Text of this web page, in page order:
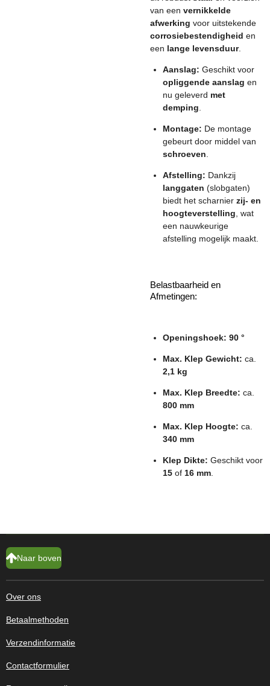
van een vernikkelde
afwerking voor uitstekende
corrosiebestendigheid en
een lange levensduur.
Aanslag: Geschikt voor
opliggende aanslag en
nu geleverd met
demping
Montage: De montage
gebeurt door middel van
schroeven
Afstelling: Dankzij
langgaten (slobgaten)
biedt het scharnier zij- en
hoogteverstelling , wat
een nauwkeurige
afstelling mogelijk maakt.
Belastbaarheid en
Afmetingen:
Openingshoek: 90 °
Max. Klep Gewicht: ca.
2,1 kg
Max. Klep Breedte: ca.
800 mm
Max. Klep Hoogte: ca.
340 mm
Klep Dikte: Geschikt voor
15 of 16 mm
Naar boven
Over ons
Betaalmethoden
Verzendinformatie
Contactformulier